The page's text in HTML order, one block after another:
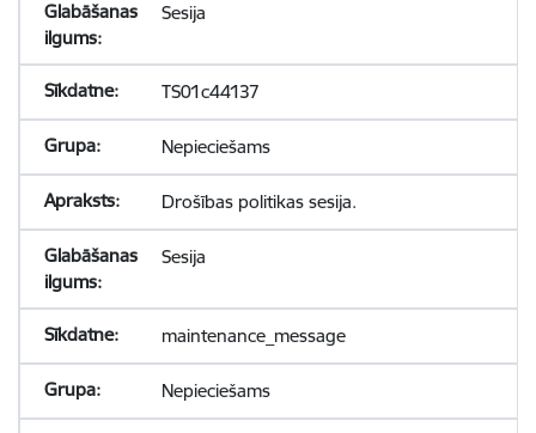
Sesija
TS01c44137
Nepieciešams
Drošības politikas sesija.
Sesija
maintenance_message
Nepieciešams